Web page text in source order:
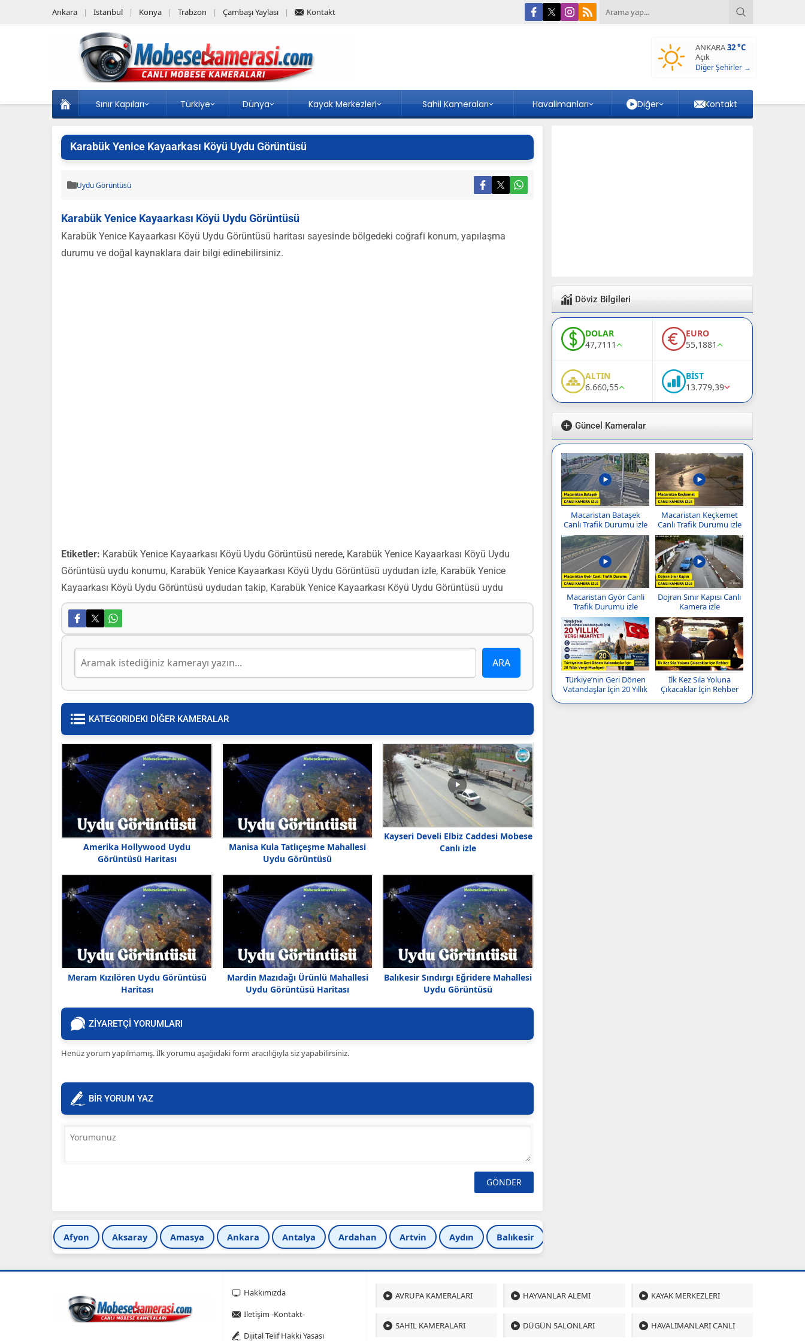
Ankara Istanbul Konya Trabzon Çambaşı Yaylası Kontakt
ANKARA32 °C
Açık
Diğer Şehirler →
Sınır Kapıları Türkiye Dünya Kayak Merkezleri Sahil Kameraları Havalimanları Diğer Kontakt
Karabük Yenice Kayaarkası Köyü Uydu Görüntüsü
Uydu Görüntüsü
Karabük Yenice Kayaarkası Köyü Uydu Görüntüsü
Karabük Yenice Kayaarkası Köyü Uydu Görüntüsü haritası sayesinde bölgedeki coğrafi konum, yapılaşma
durumu ve doğal kaynaklara dair bilgi edinebilirsiniz.
Etiketler: Karabük Yenice Kayaarkası Köyü Uydu Görüntüsü nerede, Karabük Yenice Kayaarkası Köyü Uydu
Görüntüsü uydu konumu, Karabük Yenice Kayaarkası Köyü Uydu Görüntüsü uydudan izle, Karabük Yenice
Kayaarkası Köyü Uydu Görüntüsü uydudan takip, Karabük Yenice Kayaarkası Köyü Uydu Görüntüsü uydu
KATEGORIDEKI DİĞER KAMERALAR
Amerika Hollywood Uydu
Görüntüsü Haritası
Manisa Kula Tatlıçeşme Mahallesi
Uydu Görüntüsü
Kayseri Develi Elbiz Caddesi Mobese
Canlı izle
Meram Kızılören Uydu Görüntüsü
Haritası
Mardin Mazıdağı Ürünlü Mahallesi
Uydu Görüntüsü Haritası
Balıkesir Sındırgı Eğridere Mahallesi
Uydu Görüntüsü
ZİYARETÇİ YORUMLARI
Henüz yorum yapılmamış. İlk yorumu aşağıdaki form aracılığıyla siz yapabilirsiniz.
BİR YORUM YAZ
Afyon Aksaray Amasya Ankara Antalya Ardahan Artvin Aydın Balıkesir
Döviz Bilgileri
DOLAR
47,7111
EURO
55,1881
ALTIN
6.660,55
BİST
13.779,39
Güncel Kameralar
Macaristan Bataşek
Canlı Trafik Durumu izle
Macaristan Keçkemet
Canlı Trafik Durumu izle
Macaristan Györ Canli
Trafik Durumu izle
Dojran Sınır Kapısı Canlı
Kamera izle
Türkiye’nin Geri Dönen
Vatandaşlar İçin 20 Yıllık
İlk Kez Sıla Yoluna
Çıkacaklar İçin Rehber
Hakkımızda
Iletişim -Kontakt-
Dijital Telif Hakki Yasası
AVRUPA KAMERALARI HAYVANLAR ALEMI KAYAK MERKEZLERI
SAHIL KAMERALARI DÜGÜN SALONLARI HAVALIMANLARI CANLI